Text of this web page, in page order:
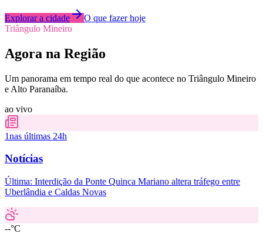
Explorar a cidade
O que fazer hoje
Triângulo Mineiro
Agora na Região
Um panorama em tempo real do que acontece no Triângulo Mineiro
e Alto Paranaíba.
ao vivo
1nas últimas 24h
Notícias
Última: Interdição da Ponte Quinca Mariano altera tráfego entre
Uberlândia e Caldas Novas
--°C